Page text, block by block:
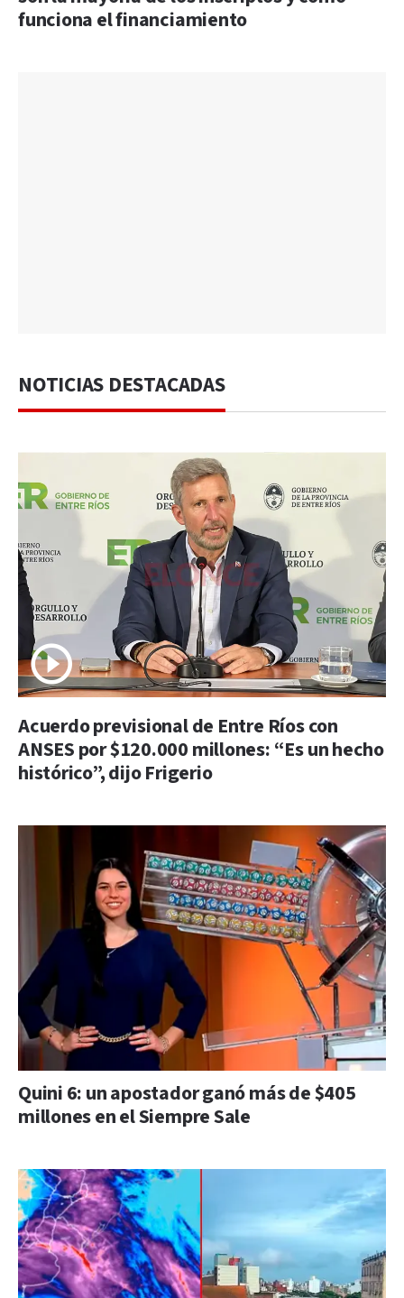
funciona el financiamiento
NOTICIAS DESTACADAS
Acuerdo previsional de Entre Ríos con
ANSES por $120.000 millones: “Es un hecho
histórico”, dijo Frigerio
Quini 6: un apostador ganó más de $405
millones en el Siempre Sale